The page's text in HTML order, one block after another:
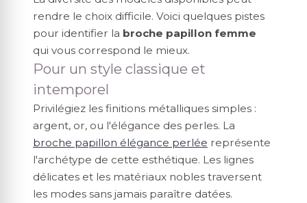
rendre le choix difficile. Voici quelques pistes
pour identifier la broche papillon femme
qui vous correspond le mieux.
Pour un style classique et
intemporel
Privilégiez les finitions métalliques simples :
argent, or, ou l'élégance des perles. La
broche papillon élégance perlée représente
l'archétype de cette esthétique. Les lignes
délicates et les matériaux nobles traversent
les modes sans jamais paraître datées.